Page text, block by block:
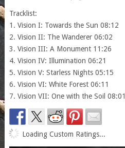
Tracklist:
1. Vision I: Towards the Sun 08:12
2. Vision II: The Wanderer 06:02
3. Vision III: A Monument 11:26
4. Vision IV: Illumination 06:21
5. Vision V: Starless Nights 05:15
6. Vision VI: White Forest 06:11
7. Vision VII: One with the Soil 08:01
Loading Custom Ratings...